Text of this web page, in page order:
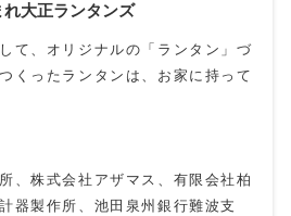
大正ランタンズ
て、オリジナルの「ランタン」づ
くったランタンは、お家に持って
、株式会社アザマス、有限会社柏
器製作所、池田泉州銀行難波支